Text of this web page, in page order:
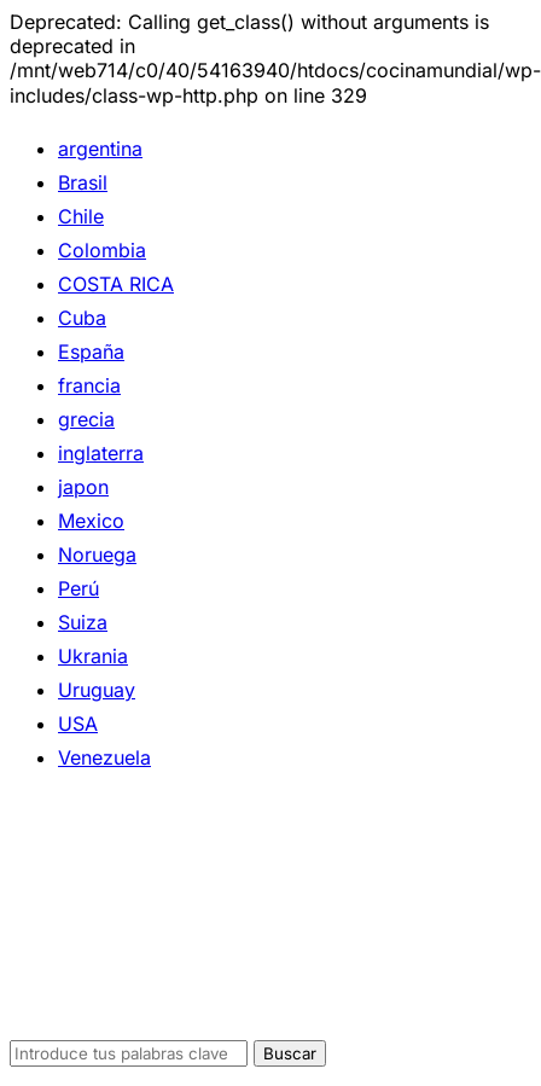
Deprecated: Calling get_class() without arguments is
deprecated in
/mnt/web714/c0/40/54163940/htdocs/cocinamundial/wp-
includes/class-wp-http.php on line 329
argentina
Brasil
Chile
Colombia
COSTA RICA
Cuba
España
francia
grecia
inglaterra
japon
Mexico
Noruega
Perú
Suiza
Ukrania
Uruguay
USA
Venezuela